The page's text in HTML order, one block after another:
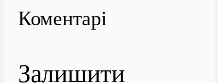
Коментарі
Залишити